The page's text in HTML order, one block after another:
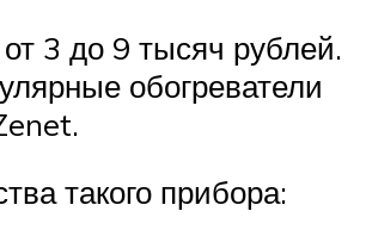
3 до 9 тысяч рублей.
обогреватели
такого прибора: